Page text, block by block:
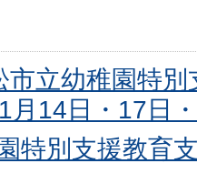
市立幼稚園特
月14日・17日
特別支援教育